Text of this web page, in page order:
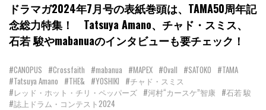
ドラマガ2024年7月号の表紙巻頭は、TAMA50周年記
念総力特集！ Tatsuya Amano、チャド・スミス、
石若 駿やmabanuaのインタビューも要チェック！
#CANOPUS #Crossfaith #mabanua #MAPEX #Ovall #SATOKO #TAMA
#Tatsuya Amano #THE& #YOSHIKI #チャド・スミス
#レッド・ホット・チリ・ペッパーズ #河村“カースケ”智康 #石若 駿
#誌上ドラム・コンテスト2024